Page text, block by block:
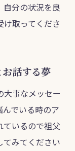
自分の状況を良
け取ってくださ
お話する夢
大事なメッセー
でいる時のア
ているので祖父
みてください